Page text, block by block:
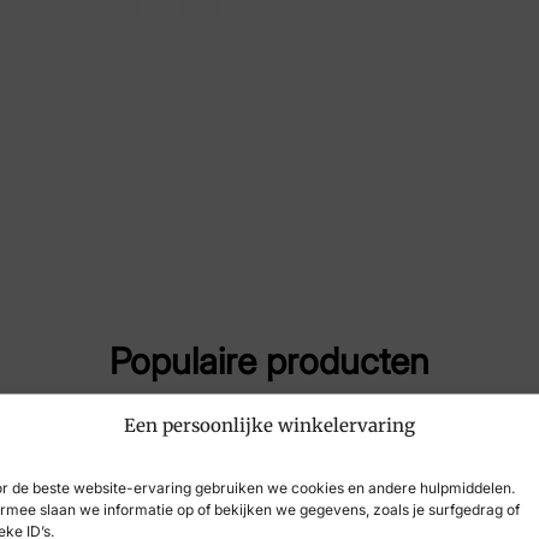
Een persoonlijke winkelervaring
de beste website-ervaring gebruiken we cookies en andere hulpmiddelen.
slaan we informatie op of bekijken we gegevens, zoals je surfgedrag of
ID’s.
Populaire producten
-18%